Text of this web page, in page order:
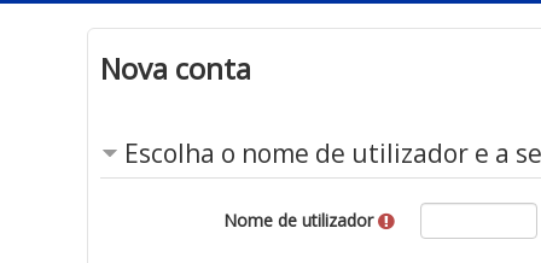
Nova conta
Escolha o nome de utilizador e a
Nome de utilizador